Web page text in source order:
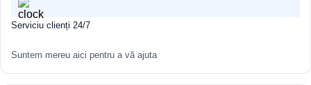
Serviciu clienți 24/7
Suntem mereu aici pentru a vă ajuta